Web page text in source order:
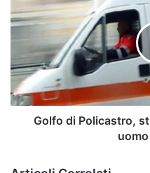
Policastro,
stroncato
un
malore
un
uomo
Golfo di Policastro,